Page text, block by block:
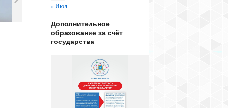
« Июл
Дополнительное
образование за счёт
государства